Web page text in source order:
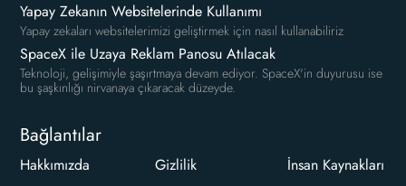
Yapay Zekanın Websitelerinde Kullanımı
Yapay zekaları websitelerimizi geliştirmek için nasıl kullanabiliriz
SpaceX ile Uzaya Reklam Panosu Atılacak
Teknoloji, gelişimiyle şaşırtmaya devam ediyor. SpaceX'in duyurusu ise
bu şaşkınlığı nirvanaya çıkaracak düzeyde.
Bağlantılar
Hakkımızda
Gizlilik
İnsan Kaynakları